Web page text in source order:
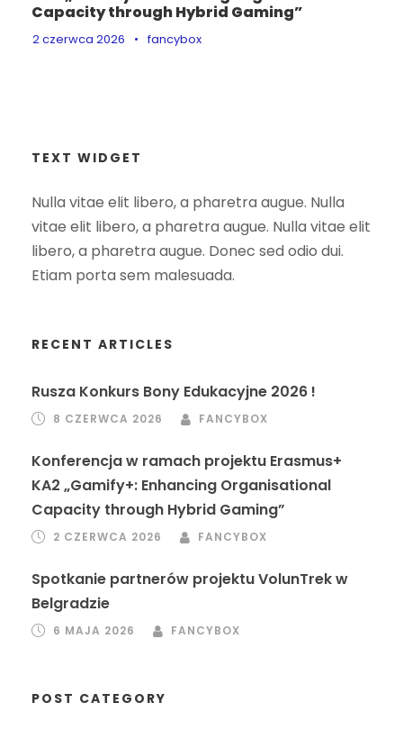
Capacity through Hybrid Gaming”
2 czerwca 2026 • fancybox
TEXT WIDGET
Nulla vitae elit libero, a pharetra augue. Nulla
vitae elit libero, a pharetra augue. Nulla vitae elit
libero, a pharetra augue. Donec sed odio dui.
Etiam porta sem malesuada.
RECENT ARTICLES
Rusza Konkurs Bony Edukacyjne 2026 !
8 CZERWCA 2026 FANCYBOX
Konferencja w ramach projektu Erasmus+
KA2 „Gamify+: Enhancing Organisational
Capacity through Hybrid Gaming”
2 CZERWCA 2026 FANCYBOX
Spotkanie partnerów projektu VolunTrek w
Belgradzie
6 MAJA 2026 FANCYBOX
POST CATEGORY